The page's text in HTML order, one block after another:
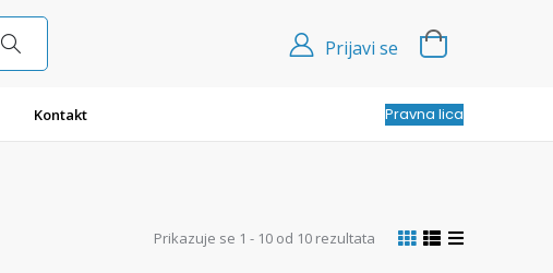
Prijavi se
Kontakt Pravna lica
Prikazuje se 1 - 10 od 10 rezultata